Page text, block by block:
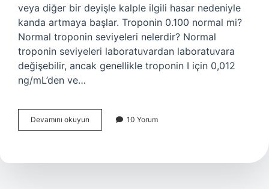
veya diğer bir deyişle kalple ilgili hasar nedeniyle
kanda artmaya başlar. Troponin 0.100 normal mi?
Normal troponin seviyeleri nelerdir? Normal
troponin seviyeleri laboratuvardan laboratuvara
değişebilir, ancak genellikle troponin I için 0,012
ng/mL’den ve…
Devamını okuyun
Troponin
10 Yorum